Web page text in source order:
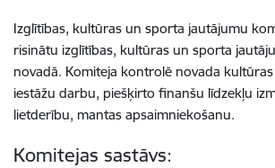
Izglītības, kultūras un sporta jautājumu
risinātu izglītības, kultūras un sporta
novadā. Komiteja kontrolē novada
iestāžu darbu, piešķirto finanšu līdzekļu
lietderību, mantas apsaimniekošanu.
Komitejas sastāvs: